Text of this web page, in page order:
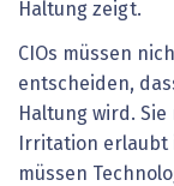
Haltung zeigt.
CIOs müssen
entscheiden,
Haltung wird.
Irritation erlaubt
müssen